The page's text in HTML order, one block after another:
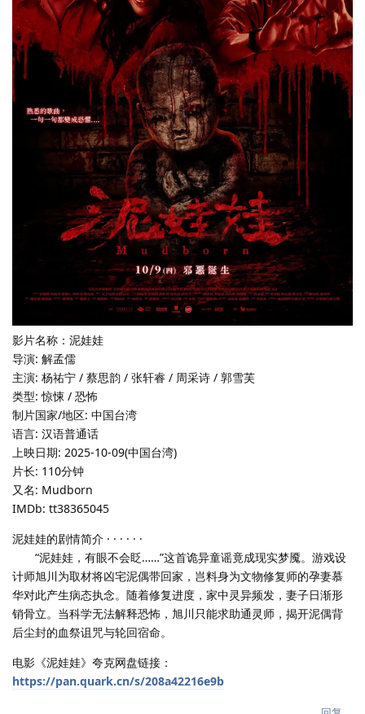
影片名称：泥娃娃
导演: 解孟儒
主演: 杨祐宁 / 蔡思韵 / 张轩睿 / 周采诗 / 郭雪芙
类型: 惊悚 / 恐怖
制片国家/地区: 中国台湾
语言: 汉语普通话
上映日期: 2025-10-09(中国台湾)
片长: 110分钟
又名: Mudborn
IMDb: tt38365045
泥娃娃的剧情简介 · · · · · ·
“泥娃娃，有眼不会眨……”这首诡异童谣竟成现实梦魇。游戏设
计师旭川为取材将凶宅泥偶带回家，岂料身为文物修复师的孕妻慕
华对此产生病态执念。随着修复进度，家中灵异频发，妻子日渐形
销骨立。当科学无法解释恐怖，旭川只能求助通灵师，揭开泥偶背
后尘封的血祭诅咒与轮回宿命。
电影《泥娃娃》夸克网盘链接：
https://pan.quark.cn/s/208a42216e9b